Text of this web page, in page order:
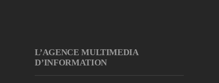
L’AGENCE MULTIMEDIA
D’INFORMATION